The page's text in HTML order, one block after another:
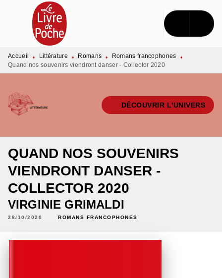
MENU RECHERCHE CONTENU
PIED DE PAGE
Accueil • Littérature • Romans • Romans francophones
•
Quand nos souvenirs viendront danser - Collector 2020
DÉCOUVRIR L'UNIVERS
QUAND NOS SOUVENIRS
VIENDRONT DANSER -
COLLECTOR 2020
VIRGINIE GRIMALDI
28/10/2020 ROMANS FRANCOPHONES